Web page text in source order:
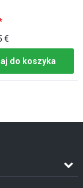
€
do koszyka